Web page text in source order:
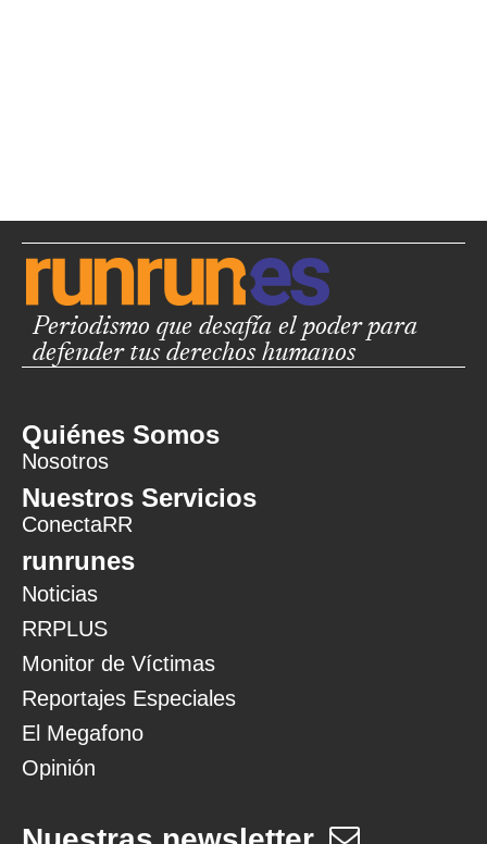
Periodismo que desafía el poder para
defender tus derechos humanos
Quiénes Somos
Nosotros
Nuestros Servicios
ConectaRR
runrunes
Noticias
RRPLUS
Monitor de Víctimas
Reportajes Especiales
El Megafono
Opinión